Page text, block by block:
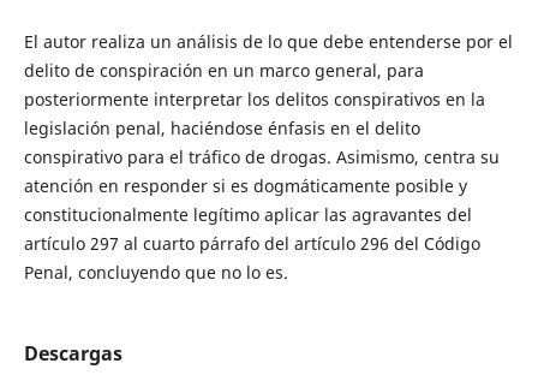
El autor realiza un análisis de lo que debe entenderse por el
delito de conspiración en un marco general, para
posteriormente interpretar los delitos conspirativos en la
legislación penal, haciéndose énfasis en el delito
conspirativo para el tráfico de drogas. Asimismo, centra su
atención en responder si es dogmáticamente posible y
constitucionalmente legítimo aplicar las agravantes del
artículo 297 al cuarto párrafo del artículo 296 del Código
Penal, concluyendo que no lo es.
Descargas